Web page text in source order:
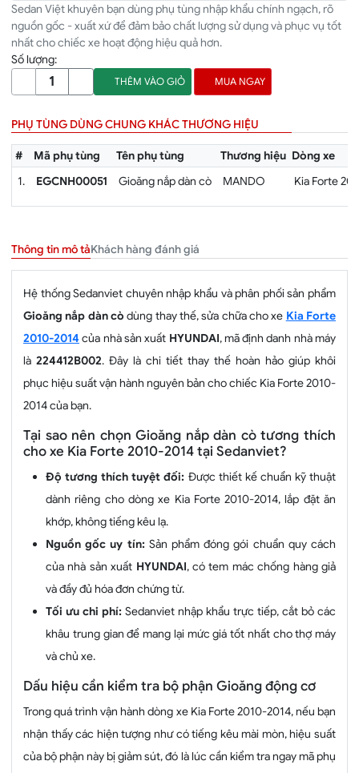
Sedan Việt khuyên bạn dùng phụ tùng nhập khẩu chính ngạch, rõ
nguồn gốc - xuất xứ để đảm bảo chất lượng sử dụng và phục vụ tốt
nhất cho chiếc xe hoạt động hiệu quả hơn.
Số lượng:
THÊM VÀO GIỎ MUA NGAY
PHỤ TÙNG DÙNG CHUNG KHÁC THƯƠNG HIỆU
# Mã phụ tùng Tên phụ tùng Thương hiệu Dòng xe
1.
EGCNH00051 Gioăng nắp dàn cò MANDO Kia Forte
Thông tin mô tảKhách hàng đánh giá
Hệ thống Sedanviet chuyên nhập khẩu và phân phối sản phẩm
Gioăng nắp dàn cò dùng thay thế, sửa chữa cho xe Kia Forte
2010-2014 của nhà sản xuất HYUNDAI, mã định danh nhà máy
là 224412B002. Đây là chi tiết thay thế hoàn hảo giúp khôi
phục hiệu suất vận hành nguyên bản cho chiếc Kia Forte 2010-
2014 của bạn.
Tại sao nên chọn Gioăng nắp dàn cò tương thích
cho xe Kia Forte 2010-2014 tại Sedanviet?
Độ tương thích tuyệt đối: Được thiết kế chuẩn kỹ thuật
dành riêng cho dòng xe Kia Forte 2010-2014, lắp đặt ăn
khớp, không tiếng kêu lạ.
Nguồn gốc uy tín: Sản phẩm đóng gói chuẩn quy cách
của nhà sản xuất HYUNDAI, có tem mác chống hàng giả
và đầy đủ hóa đơn chứng từ.
Tối ưu chi phí: Sedanviet nhập khẩu trực tiếp, cắt bỏ các
khâu trung gian để mang lại mức giá tốt nhất cho thợ máy
và chủ xe.
Dấu hiệu cần kiểm tra bộ phận Gioăng động cơ
Trong quá trình vận hành dòng xe Kia Forte 2010-2014, nếu bạn
nhận thấy các hiện tượng như có tiếng kêu mài mòn, hiệu suất
của bộ phận này bị giảm sút, đó là lúc cần kiểm tra ngay mã phụ